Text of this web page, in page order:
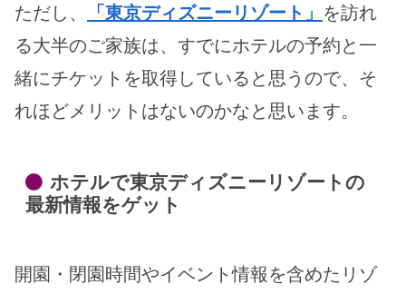
ただし、
「東京ディズニーリゾート」 を訪れ
る大半のご家族は、すでにホテルの予約と一
緒にチケットを取得していると思うので、そ
れほどメリットはないのかなと思います。
ホテルで東京ディズニーリゾートの
最新情報をゲット
開園・閉園時間やイベント情報を含めたリゾ